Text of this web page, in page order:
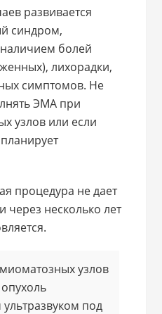
развивается
синдром,
болей
лихорадки,
симптомов. Не
ЭМА при
узлов или если
процедура не дает
несколько лет
узлов
под